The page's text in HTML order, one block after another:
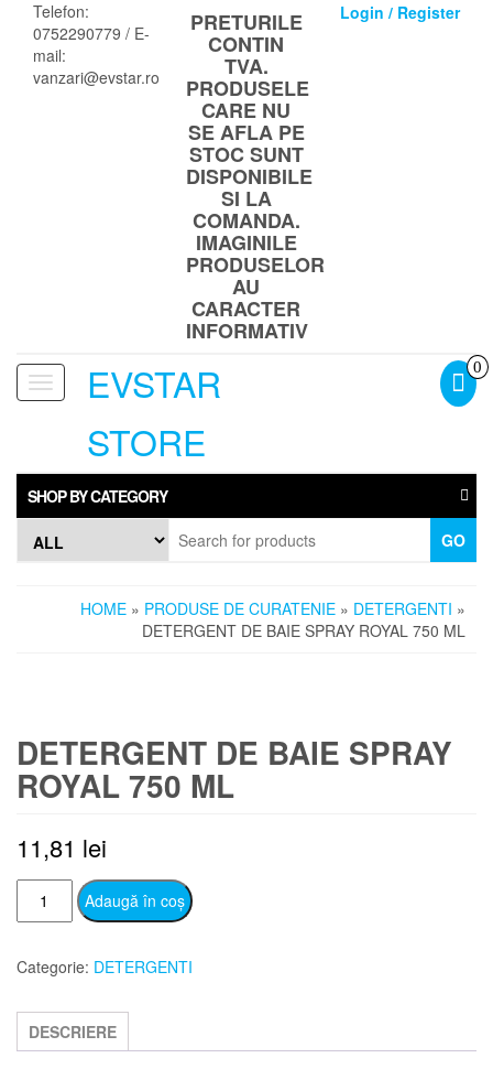
content
Telefon:
0752290779 / E-
mail:
vanzari@evstar.ro
PRETURILE
CONTIN
TVA.
PRODUSELE
CARE NU
SE AFLA PE
STOC SUNT
DISPONIBILE
SI LA
COMANDA.
IMAGINILE
PRODUSELOR
AU
CARACTER
INFORMATIV
Login / Register
Toggle
navigationEVSTAR
STORE
0
SHOP BY CATEGORY
GO
HOME » PRODUSE DE CURATENIE » DETERGENTI »
DETERGENT DE BAIE SPRAY ROYAL 750 ML
DETERGENT DE BAIE SPRAY
ROYAL 750 ML
11,81 lei
Cantitate
DETERGENT
BAIE
ROYAL
750
Adaugă în coș
Categorie: DETERGENTI
DESCRIERE